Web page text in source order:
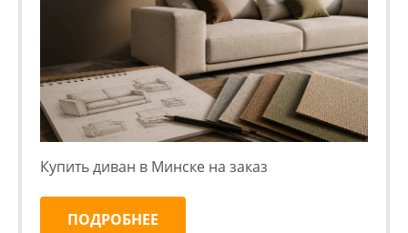
Купить диван в Минске на заказ
ПОДРОБНЕЕ